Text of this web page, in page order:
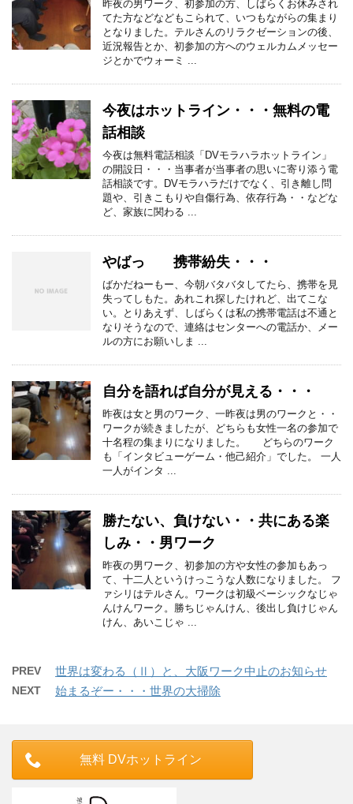
昨夜の男ワーク、初参加の方、しばらくお休みされ
てた方などなどもこられて、いつもながらの集まり
となりました。テルさんのリラクゼーションの後、
近況報告とか、初参加の方へのウェルカムメッセー
ジとかでウォーミ ...
今夜はホットライン・・・無料の電
話相談
今夜は無料電話相談「DVモラハラホットライン」
の開設日・・・当事者が当事者の思いに寄り添う電
話相談です。DVモラハラだけでなく、引き離し問
題や、引きこもりや自傷行為、依存行為・・などな
ど、家族に関わる ...
やばっ 携帯紛失・・・
ばかだねーもー、今朝バタバタしてたら、携帯を見
失ってしもた。あれこれ探したけれど、出てこな
い。とりあえず、しばらくは私の携帯電話は不通と
なりそうなので、連絡はセンターへの電話か、メー
ルの方にお願いしま ...
自分を語れば自分が見える・・・
昨夜は女と男のワーク、一昨夜は男のワークと・・
ワークが続きましたが、どちらも女性一名の参加で
十名程の集まりになりました。 どちらのワーク
も「インタビューゲーム・他己紹介」でした。 一人
一人がインタ ...
勝たない、負けない・・共にある楽
しみ・・男ワーク
昨夜の男ワーク、初参加の方や女性の参加もあっ
て、十二人というけっこうな人数になりました。 フ
ァシリはテルさん。ワークは初級ベーシックなじゃ
んけんワーク。勝ちじゃんけん、後出し負けじゃん
けん、あいこじゃ ...
PREV 世界は変わる（Ⅱ）と、大阪ワーク中止のお知らせ
NEXT 始まるぞー・・・世界の大掃除
無料 DVホットライン